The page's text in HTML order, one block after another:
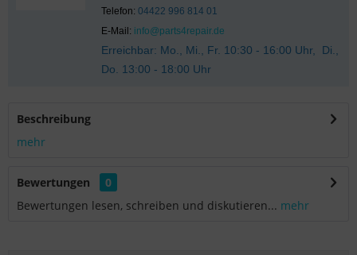
Telefon: 04422 996 814 01
E-Mail: info@parts4repair.de
Erreichbar: Mo., Mi., Fr. 10:30 - 16:00 Uhr, Di.,
Do. 13:00 - 18:00 Uhr
Beschreibung
mehr
Bewertungen
0
Bewertungen lesen, schreiben und diskutieren... mehr